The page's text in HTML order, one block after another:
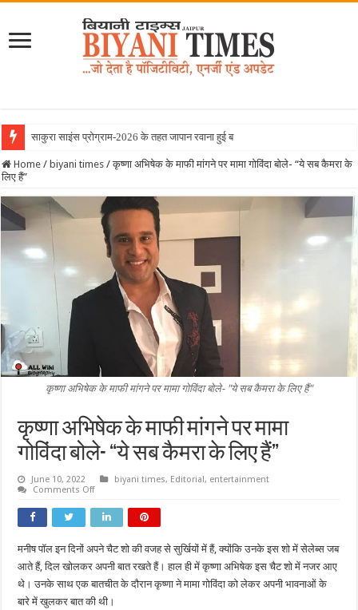
साकुरा साइंस प्रोग्राम-2026 के तहत जापान रवाना हुई बियानी ग्रुप ऑफ कॉलेज
Home / biyani times / कृष्णा अभिषेक के माफी मांगने पर मामा गोविंदा बोले- “ये सब कैमरा के
लिए हैं”
कृष्णा अभिषेक के माफी मांगने पर मामा गोविंदा बोले- "ये सब कैमरा के लिए हैं"
कृष्णा अभिषेक के माफी मांगने पर मामा
गोविंदा बोले- “ये सब कैमरा के लिए हैं”
June 10, 2022 biyani times, Editorial, entertainment
Comments Offon
अभिषेक
मांगने
पर
मामा
गोविंदा
बोले-
सब
मनीष पॉल इन दिनों अपने चैट शो की वजह से सुर्खियों में हैं, क्योंकि उनके इस शो में सेलेब्स जब
आते हैं, दिल खोलकर अपनी बात रखते हैं। हाल ही में कृष्णा अभिषेक इस चैट शो में नजर आए
थे। उनके साथ एक बातचीत के दौरान कृष्णा ने मामा गोविंदा को लेकर अपनी भावनाओं के
बारे में खुलकर बात की थी।